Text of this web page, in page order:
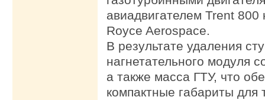
авиадвигателем Trent 800
Royce Aerospace.
В результате удаления
нагнетательного модуля
а также масса ГТУ, что
компактные габариты для